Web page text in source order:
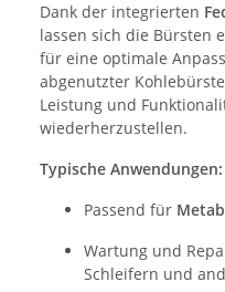
Dank der integrierten
lassen sich die Bürsten
für eine optimale
abgenutzter
Leistung und
wiederherzustellen.
Typische Anwendungen:
Passend für
Wartung und
Schleifern und